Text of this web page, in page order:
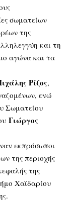
σωματείων
της
και τη
αγώνα και τα
Ρίζος,
ενώ
Σωματείου
Γιώργος
εκπρόσωποι
της περιοχής
της
Χαϊδαρίου